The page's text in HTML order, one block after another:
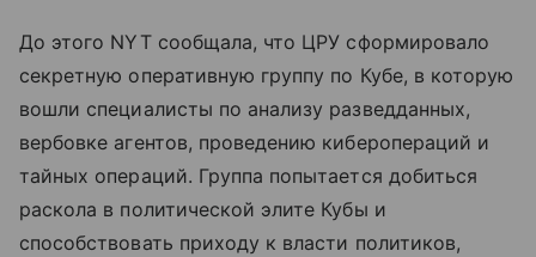
До этого NYT сообщала, что ЦРУ сформировало
секретную оперативную группу по Кубе, в которую
вошли специалисты по анализу разведданных,
вербовке агентов, проведению киберопераций и
тайных операций. Группа попытается добиться
раскола в политической элите Кубы и
способствовать приходу к власти политиков,